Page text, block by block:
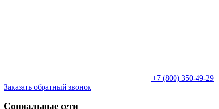
+7 (800) 350-49-29
Заказать обратный звонок
Социальные сети